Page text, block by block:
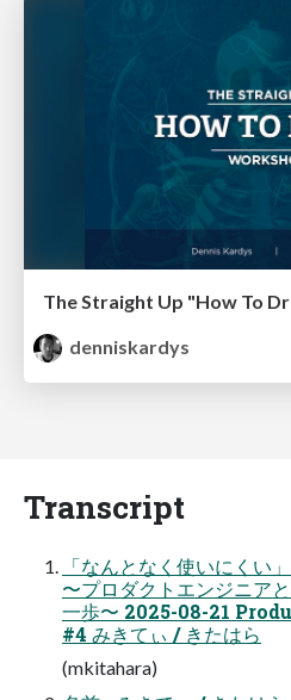
The Straight Up "How To
denniskardys
Transcript
「なんとなく使いにくい
〜プロダクトエンジニア
⼀歩〜 2025-08-21
#4 みきてぃ / きたはら
(mkitahara)